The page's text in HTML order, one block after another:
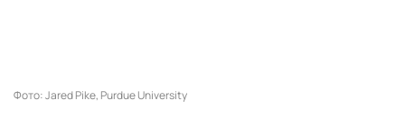
Фото: Jared Pike, Purdue University